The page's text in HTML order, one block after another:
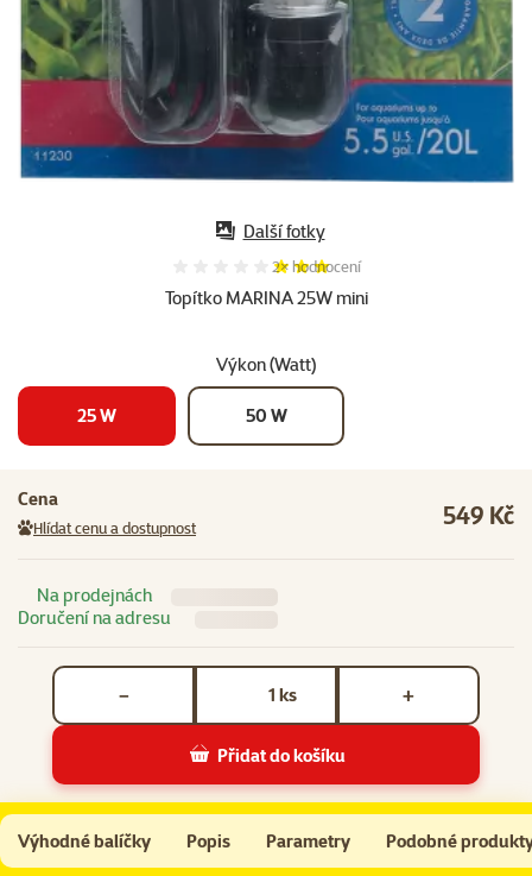
Topítko MARINA 25W mini
Hodnocení 60%, počet hodnocení:
2× hodnocení
Výkon (Watt)
25 W 50 W
Cena
Hlídat cenu a dostupnost 549 Kč
Na prodejnách
Doručení na adresu
ks
− +
Přidat do košíku
Další fotky
Topítko MARINA 25W mini
Do košíku
Výhodné balíčky Popis Parametry Podobné
Na začátek stránky